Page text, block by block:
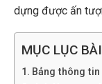
dựng được ấn
MỤC LỤC
Bảng thông